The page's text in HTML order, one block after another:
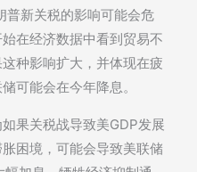
新关税的影响可能会危
在经济数据中看到贸易不
种影响扩大，并体现在疲
可能会在今年降息。
果关税战导致美GDP发展
困境，可能会导致美联储